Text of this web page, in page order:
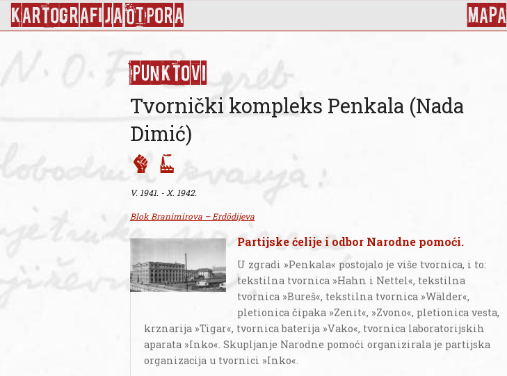
KArtoGrAFIJA OTPorA Mapa
Punktovi
Tvornički kompleks Penkala (Nada
Dimić)
V. 1941. - X. 1942.
Blok Branimirova – Erdödijeva
Partijske ćelije i odbor Narodne pomoći.
U zgradi »Penkala« postojalo je više tvornica, i to:
tekstilna tvornica »Hahn i Nettel«, tekstilna
tvornica »Bureš«, tekstilna tvornica »Wälder«,
pletionica čipaka »Zenit«, »Zvono«, pletionica vesta,
krznarija »Tigar«, tvornica baterija »Vako«, tvornica laboratorijskih
aparata »Inko«. Skupljanje Narodne pomoći organizirala je partijska
organizacija u tvornici »Inko«.